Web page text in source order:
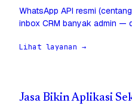
WhatsApp API resmi
inbox CRM banyak admin —
Lihat layanan →
Jasa Bikin Aplikasi